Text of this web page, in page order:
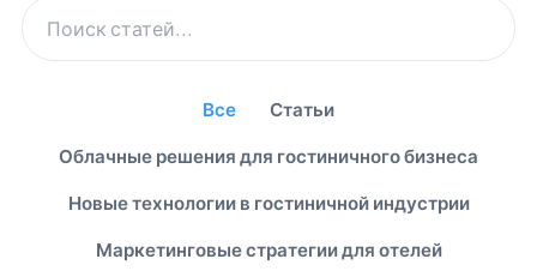
Все Статьи
Облачные решения для гостиничного бизнеса
Новые технологии в гостиничной индустрии
Маркетинговые стратегии для отелей